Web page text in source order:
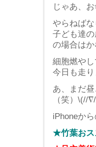
じゃあ、
やらねば
子ども達
の場合は
細胞燃やし
今日も走り
あ、まだ
（笑）\(//
iPhoneか
★竹葉おス